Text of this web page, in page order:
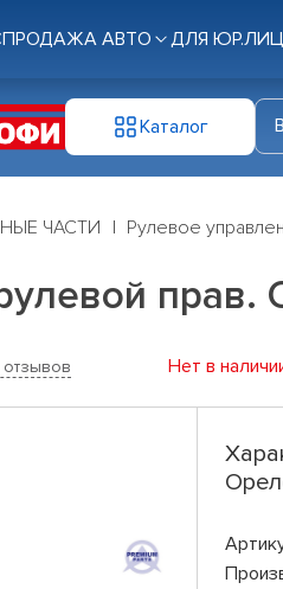
ПРОДАЖА АВТО ДЛЯ ЮР.ЛИЦ
Каталог
ЧАСТИ Рулевое
прав.
отзывов Нет в